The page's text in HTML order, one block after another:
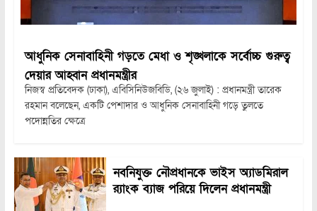
আধুনিক সেনাবাহিনী গড়তে মেধা ও শৃঙ্খলাকে সর্বোচ্চ গুরুত্ব
দেয়ার আহ্বান প্রধানমন্ত্রীর
নিজস্ব প্রতিবেদক (ঢাকা), এবিসিনিউজবিডি, (২৬ জুলাই) : প্রধানমন্ত্রী তারেক
রহমান বলেছেন, একটি পেশাদার ও আধুনিক সেনাবাহিনী গড়ে তুলতে
পদোন্নতির ক্ষেত্রে
নবনিযুক্ত নৌপ্রধানকে ভাইস অ্যাডমিরাল
র‍্যাংক ব্যাজ পরিয়ে দিলেন প্রধানমন্ত্রী